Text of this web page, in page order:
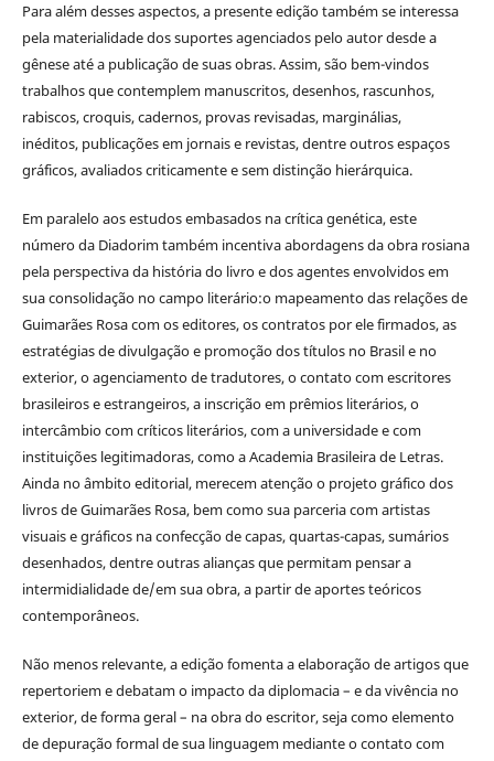
Para além desses aspectos, a presente edição também se interessa
pela materialidade dos suportes agenciados pelo autor desde a
gênese até a publicação de suas obras. Assim, são bem-vindos
trabalhos que contemplem manuscritos, desenhos, rascunhos,
rabiscos, croquis, cadernos, provas revisadas, marginálias,
inéditos, publicações em jornais e revistas, dentre outros espaços
gráficos, avaliados criticamente e sem distinção hierárquica.
Em paralelo aos estudos embasados na crítica genética, este
número da Diadorim também incentiva abordagens da obra rosiana
pela perspectiva da história do livro e dos agentes envolvidos em
sua consolidação no campo literário:o mapeamento das relações de
Guimarães Rosa com os editores, os contratos por ele firmados, as
estratégias de divulgação e promoção dos títulos no Brasil e no
exterior, o agenciamento de tradutores, o contato com escritores
brasileiros e estrangeiros, a inscrição em prêmios literários, o
intercâmbio com críticos literários, com a universidade e com
instituições legitimadoras, como a Academia Brasileira de Letras.
Ainda no âmbito editorial, merecem atenção o projeto gráfico dos
livros de Guimarães Rosa, bem como sua parceria com artistas
visuais e gráficos na confecção de capas, quartas-capas, sumários
desenhados, dentre outras alianças que permitam pensar a
intermidialidade de/em sua obra, a partir de aportes teóricos
contemporâneos.
Não menos relevante, a edição fomenta a elaboração de artigos que
repertoriem e debatam o impacto da diplomacia – e da vivência no
exterior, de forma geral – na obra do escritor, seja como elemento
de depuração formal de sua linguagem mediante o contato com